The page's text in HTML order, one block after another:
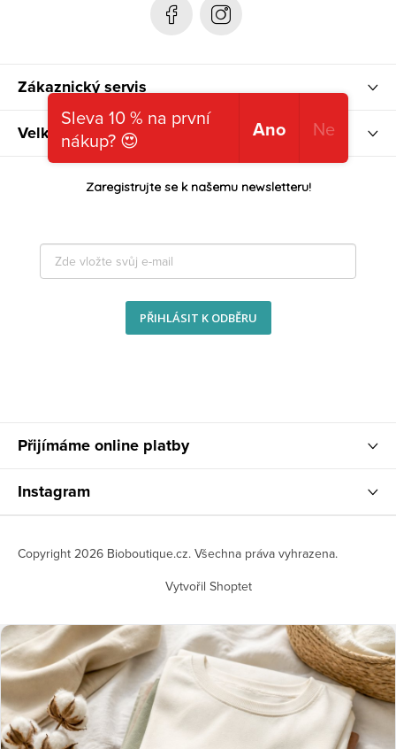
Zákaznický servis
Velkoobchod
Zaregistrujte se k našemu newsletteru!
PŘIHLÁSIT K ODBĚRU
Přijímáme online platby
Instagram
Vytvořil Shoptet
Copyright 2026 Bioboutique.cz. Všechna práva vyhrazena.
Sleva 10 % na první
nákup? 😍
Ano Ne